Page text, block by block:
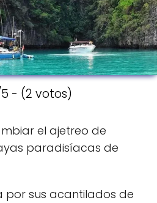
- (2 votos)
el ajetreo de
paradisíacas de
por sus acantilados de